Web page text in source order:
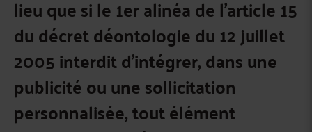
lieu que si le 1er alinéa de l’article 15
du décret déontologie du 12 juillet
2005 interdit d’intégrer, dans une
publicité ou une sollicitation
personnalisée, tout élément